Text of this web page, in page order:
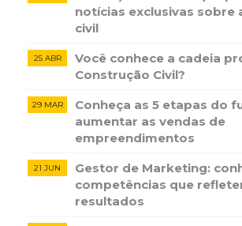
notícias ​exclusivas sobre​
civil
25 ABR
Você conhece a cadeia
Construção Civil?
29 MAR
Conheça as 5 etapas do
aumentar as vendas de
empreendimentos
21 JUN
Gestor de Marketing:
competências que
resultados